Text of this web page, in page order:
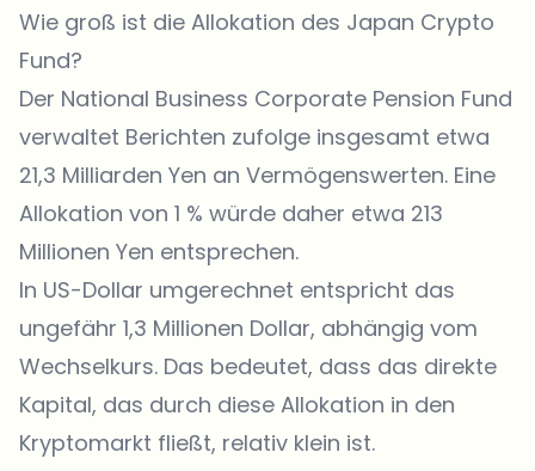
Wie groß ist die Allokation des Japan Crypto
Fund?
Der National Business Corporate Pension Fund
verwaltet Berichten zufolge insgesamt etwa
21,3 Milliarden Yen an Vermögenswerten. Eine
Allokation von 1 % würde daher etwa 213
Millionen Yen entsprechen.
In US-Dollar umgerechnet entspricht das
ungefähr 1,3 Millionen Dollar, abhängig vom
Wechselkurs. Das bedeutet, dass das direkte
Kapital, das durch diese Allokation in den
Kryptomarkt fließt, relativ klein ist.